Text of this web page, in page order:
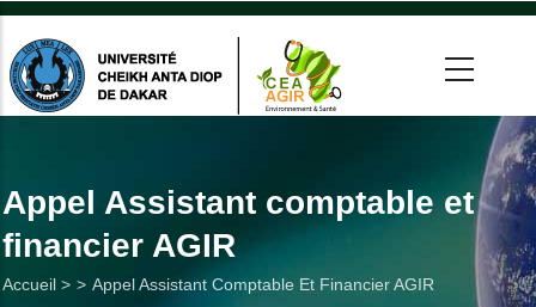
Aller
contenu
principal
Appel Assistant comptable et
financier AGIR
Fil
Accueil > Appel Assistant Comptable Et Financier AGIR